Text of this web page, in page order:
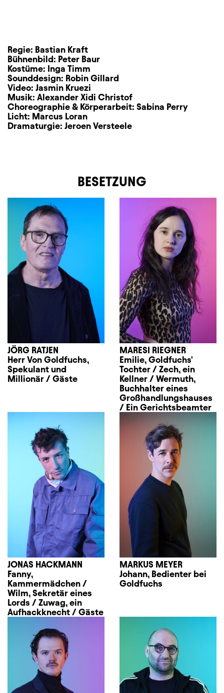
Regie: Bastian Kraft
Bühnenbild: Peter Baur
Kostüme: Inga Timm
Sounddesign: Robin Gillard
Video: Jasmin Kruezi
Musik: Alexander Xidi Christof
Choreographie & Körperarbeit: Sabina Perry
Licht: Marcus Loran
Dramaturgie: Jeroen Versteele
BESETZUNG
JÖRG RATJEN
Herr Von Goldfuchs,
Spekulant und
Millionär / Gäste
MARESI RIEGNER
Emilie, Goldfuchs'
Tochter / Zech, ein
Kellner / Wermuth,
Buchhalter eines
Großhandlungshauses
/ Ein Gerichtsbeamter
JONAS HACKMANN
Fanny,
Kammermädchen /
Wilm, Sekretär eines
Lords / Zuwag, ein
Aufhackknecht / Gäste
MARKUS MEYER
Johann, Bedienter bei
Goldfuchs